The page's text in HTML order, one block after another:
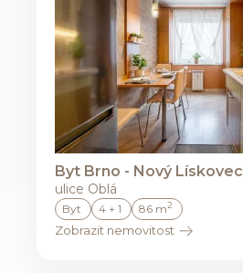
Byt Brno - Nový Lískovec
ulice Oblá
Byt 4 + 1 86 m2
Zobrazit nemovitost